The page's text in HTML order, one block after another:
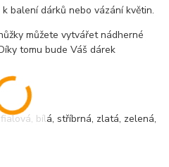
balení dárků nebo vázání květin.
můžete vytvářet nádherné
tomu bude Váš dárek
bílá, stříbrná, zlatá, zelená,